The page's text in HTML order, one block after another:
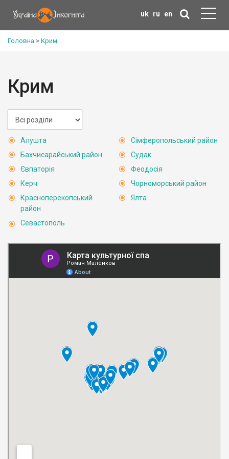
uk ru en
Головна > Крим
Крим
Алушта
Бахчисарайський район
Євпаторія
Керч
Красноперекопський
район
Севастополь
Сімферопольський район
Судак
Феодосія
Чорноморський район
Ялта